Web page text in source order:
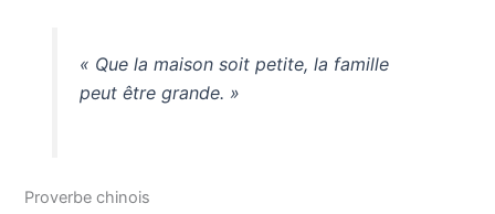
« Que la maison soit petite, la famille
peut être grande. »
Proverbe chinois